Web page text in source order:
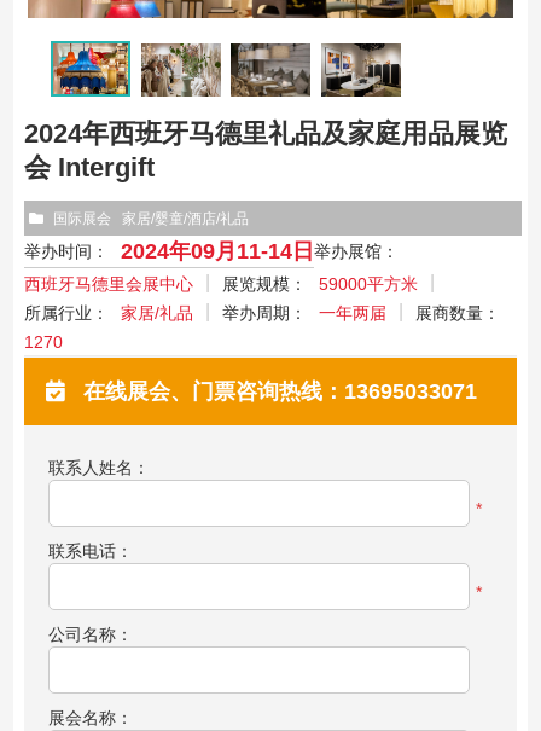
2024年西班牙马德里礼品及家庭用品展览
会 Intergift
国际展会 家居/婴童/酒店/礼品
举办时间： 2024年09月11-14日 举办展馆：
西班牙马德里会展中心
展览规模：
59000平方米
所属行业：
家居/礼品 举办周期： 一年两届
展商数量：
1270
在线展会、门票咨询热线：13695033071
联系人姓名：
*
联系电话：
*
公司名称：
展会名称：